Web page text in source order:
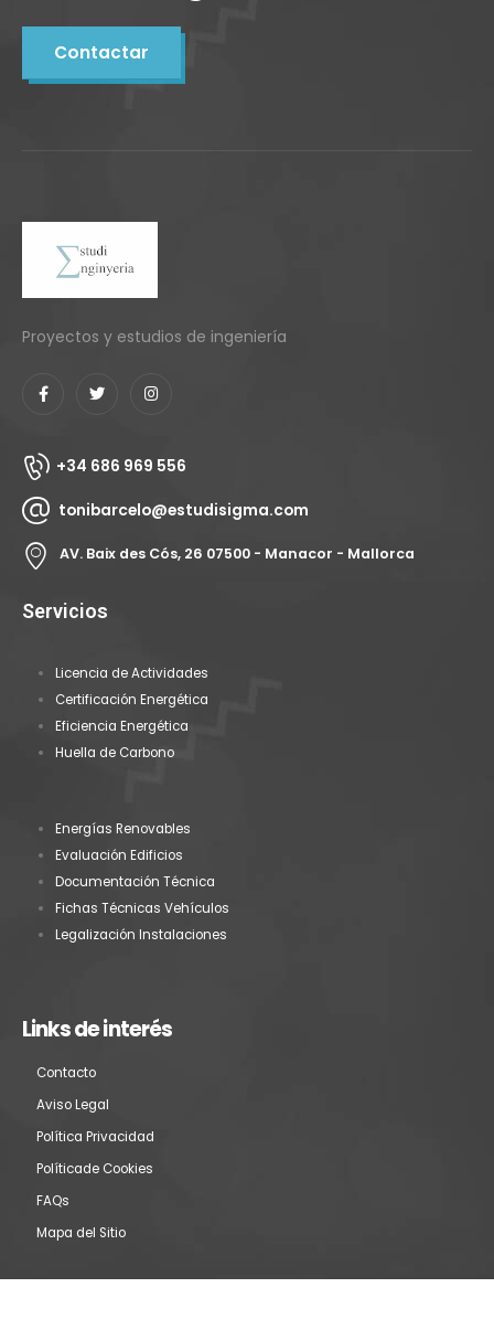
Contactar
Proyectos y estudios de ingeniería
+34 686 969 556
tonibarcelo@estudisigma.com
AV. Baix des Cós, 26 07500 - Manacor - Mallorca
Servicios
Licencia de Actividades
Certificación Energética
Eficiencia Energética
Huella de Carbono
Energías Renovables
Evaluación Edificios
Documentación Técnica
Fichas Técnicas Vehículos
Legalización Instalaciones
Links de interés
Contacto
Aviso Legal
Política Privacidad
Políticade Cookies
FAQs
Mapa del Sitio